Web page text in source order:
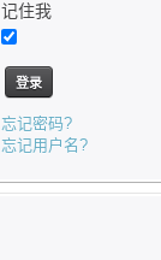
记住我
登录
忘记密码?
忘记用户名?